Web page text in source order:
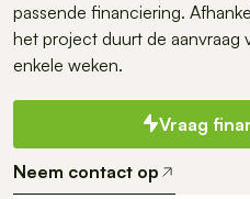
passende financiering.
het project duurt de aanvraag
enkele weken.
Vraag
Neem contact op